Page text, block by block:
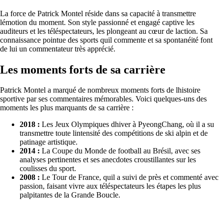
La force de Patrick Montel réside dans sa capacité à transmettre
lémotion du moment. Son style passionné et engagé captive les
auditeurs et les téléspectateurs, les plongeant au cœur de laction. Sa
connaissance pointue des sports quil commente et sa spontanéité font
de lui un commentateur très apprécié.
Les moments forts de sa carrière
Patrick Montel a marqué de nombreux moments forts de lhistoire
sportive par ses commentaires mémorables. Voici quelques-uns des
moments les plus marquants de sa carrière :
2018 : Les Jeux Olympiques dhiver à PyeongChang, où il a su
transmettre toute lintensité des compétitions de ski alpin et de
patinage artistique.
2014 : La Coupe du Monde de football au Brésil, avec ses
analyses pertinentes et ses anecdotes croustillantes sur les
coulisses du sport.
2008 : Le Tour de France, quil a suivi de près et commenté avec
passion, faisant vivre aux téléspectateurs les étapes les plus
palpitantes de la Grande Boucle.